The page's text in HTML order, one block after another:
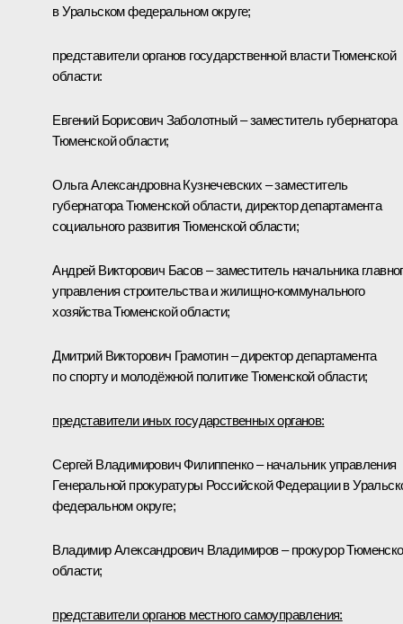
в Уральском федеральном округе;
представители органов государственной власти Тюменской
области:
Евгений Борисович Заболотный – заместитель губернатора
Тюменской области;
Ольга Александровна Кузнечевских – заместитель
губернатора Тюменской области, директор департамента
социального развития Тюменской области;
Андрей Викторович Басов – заместитель начальника
управления строительства и жилищно-коммунального
хозяйства Тюменской области;
Дмитрий Викторович Грамотин – директор департамента
по спорту и молодёжной политике Тюменской области;
представители иных государственных органов:
Сергей Владимирович Филиппенко – начальник управления
Генеральной прокуратуры Российской Федерации в
федеральном округе;
Владимир Александрович Владимиров – прокурор
области;
представители органов местного самоуправления: